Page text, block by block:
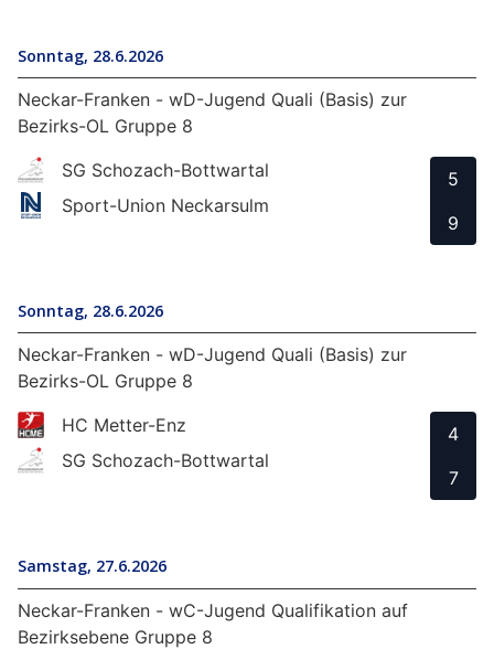
Sonntag, 28.6.2026
Neckar-Franken - wD-Jugend Quali (Basis) zur
Bezirks-OL Gruppe 8
SG Schozach-Bottwartal
Sport-Union Neckarsulm
5
9
Sonntag, 28.6.2026
Neckar-Franken - wD-Jugend Quali (Basis) zur
Bezirks-OL Gruppe 8
HC Metter-Enz
SG Schozach-Bottwartal
4
7
Samstag, 27.6.2026
Neckar-Franken - wC-Jugend Qualifikation auf
Bezirksebene Gruppe 8